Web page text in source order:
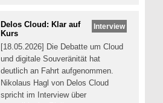
Interview
Delos Cloud: Klar auf
Kurs
[18.05.2026] Die Debatte um Cloud
und digitale Souveränität hat
deutlich an Fahrt aufgenommen.
Nikolaus Hagl von Delos Cloud
spricht im Interview über